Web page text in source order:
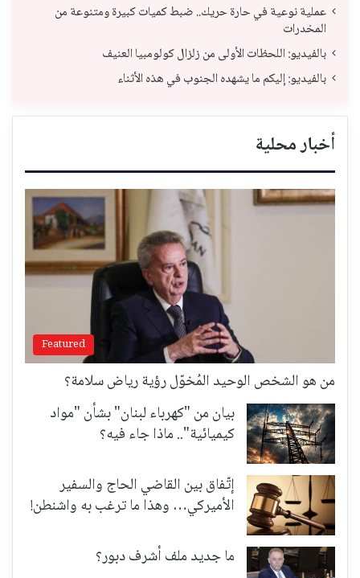
عملية نوعية في حارة حريك.. ضبط كميات كبيرة ومتنوعة من
المخدرات
بالفيديو: اللحظات الأولى من زلزال كولومبيا العنيف
بالفيديو: إليكم ما يشهده الجنوب في هذه الأثناء
أخبار محلية
Featured
من هو الشخص الوحيد المُخوّل رؤية رياض سلامة؟
بيان من "كهرباء لبنان" بشأن "مواد
كيميائية".. ماذا جاء فيه؟
إتّفاق بين القاضي الحاج والسفير
الأميركي… وهذا ما ترغب به واشنطن!
ما جديد ملف أشرف دبور؟